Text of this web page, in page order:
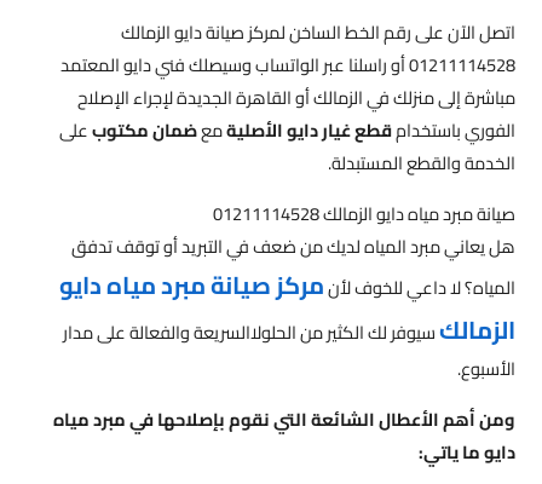
اتصل الآن على رقم الخط الساخن لمركز صيانة دايو الزمالك
01211114528 أو راسلنا عبر الواتساب وسيصلك فني دايو المعتمد
مباشرة إلى منزلك في الزمالك أو القاهرة الجديدة لإجراء الإصلاح
الفوري باستخدامقطع غيار دايو الأصليةمعضمان مكتوبعلى
الخدمة والقطع المستبدلة.
صيانة مبرد مياه دايو الزمالك 01211114528
هل يعاني مبرد المياه لديك من ضعف في التبريد أو توقف تدفق
المياه؟ لا داعي للخوف لأنمركز صيانة مبرد مياه دايو
الزمالكسيوفر لك الكثير من الحلولاالسريعة والفعالة على مدار
الأسبوع.
ومن أهم الأعطال الشائعة التي نقوم بإصلاحها في مبرد مياه
دايو ما ياتي: